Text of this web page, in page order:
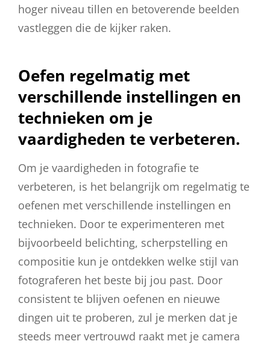
hoger niveau tillen en betoverende beelden
vastleggen die de kijker raken.
Oefen regelmatig met
verschillende instellingen en
technieken om je
vaardigheden te verbeteren.
Om je vaardigheden in fotografie te
verbeteren, is het belangrijk om regelmatig te
oefenen met verschillende instellingen en
technieken. Door te experimenteren met
bijvoorbeeld belichting, scherpstelling en
compositie kun je ontdekken welke stijl van
fotograferen het beste bij jou past. Door
consistent te blijven oefenen en nieuwe
dingen uit te proberen, zul je merken dat je
steeds meer vertrouwd raakt met je camera